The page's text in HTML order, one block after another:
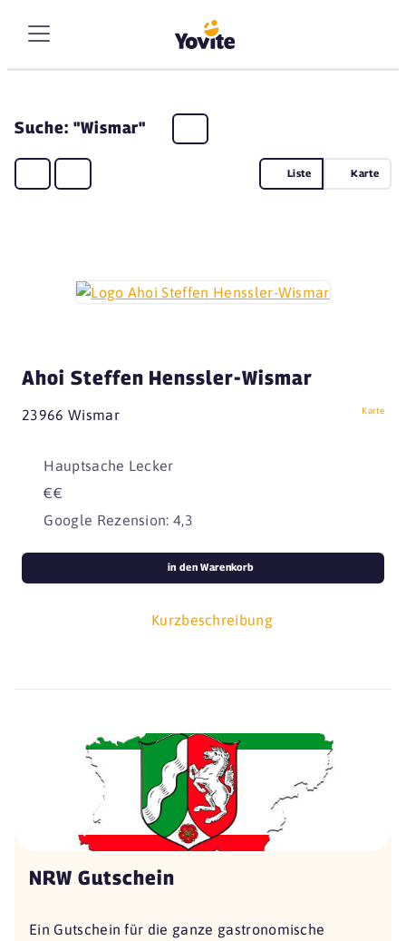
Suche: "Wismar"
Liste Karte
Ahoi Steffen Henssler-Wismar
23966 Wismar Karte
Hauptsache Lecker
€€
Google Rezension: 4,3
Kurzbeschreibung
in den Warenkorb
NRW Gutschein
Ein Gutschein für die ganze gastronomische